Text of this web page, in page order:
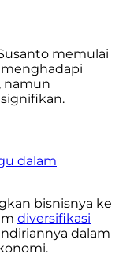
memulai
namun
dalam
bisnisnya ke
diversifikasi
dalam